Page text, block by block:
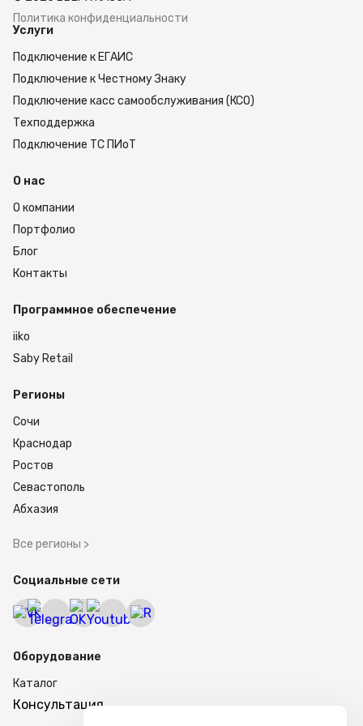
отгрузка,
инвентаризация,
Это удобный вариант для компаний, которым
нужен не просто ТСД, а готовый инструмент
для автоматизации склада с уже понятным
сценарием применения.
подойдет для бизнеса, который хочет быстрее
внедрить мобильный учет и сократить
количество ошибок в складских операциях.
готовое решение для приемки, хранения, сборки
Политика конфиденциальности
Услуги
Подключение к ЕГАИС
Подключение к Честному Знаку
Подключение касс самообслуживания (КСО)
Техподдержка
Подключение ТС ПИоТ
О нас
О компании
Портфолио
Блог
Контакты
Программное обеспечение
iiko
Saby Retail
Регионы
Сочи
Краснодар
Ростов
Севастополь
Абхазия
Все регионы >
Социальные сети
Оборудование
Каталог
Консультация